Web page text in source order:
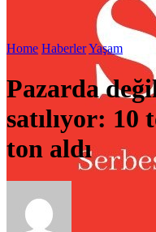
Home HaberlerYaşam
Pazarda
satılıyor: 10
ton aldı